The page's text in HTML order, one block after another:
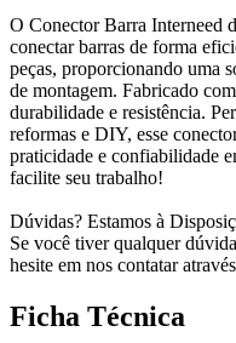
O Conector Barra Interneed
conectar barras de forma
peças, proporcionando uma
de montagem. Fabricado
durabilidade e resistência.
reformas e DIY, esse
praticidade e confiabilidade
facilite seu trabalho!
Dúvidas? Estamos à
Se você tiver qualquer
hesite em nos contatar
Ficha Técnica